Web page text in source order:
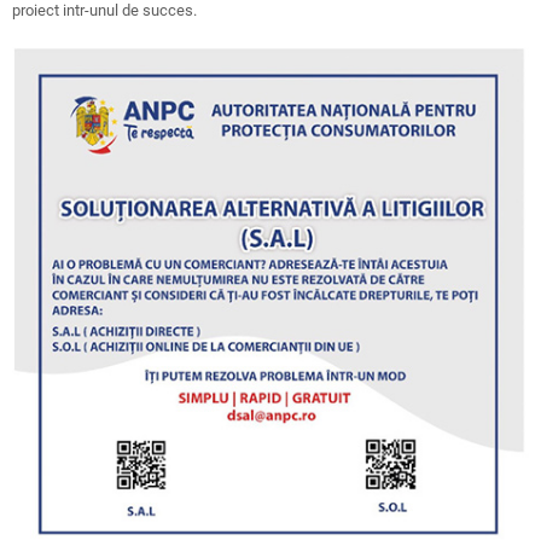
proiect intr-unul de succes.